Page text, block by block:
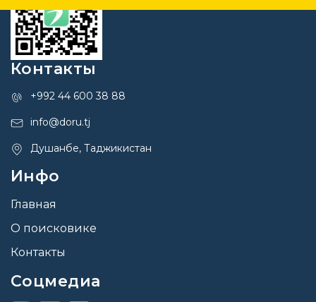
Контакты
+992 44 600 38 88
info@doru.tj
Душанбе, Таджикистан
Инфо
Главная
О поисковике
Контакты
Соцмедиа